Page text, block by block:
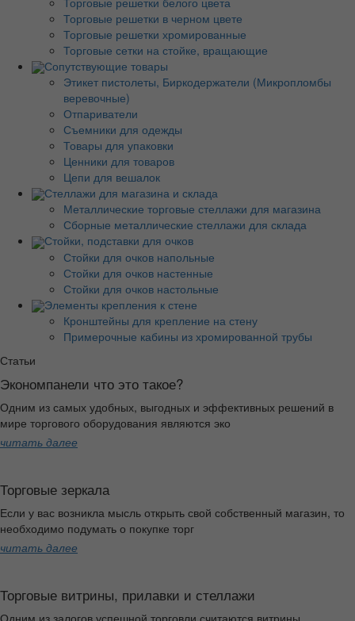
Торговые решетки в черном цвете
Торговые решетки хромированные
Торговые сетки на стойке, вращающие
Сопутствующие товары
Этикет пистолеты, Биркодержатели (Микропломбы
веревочные)
Отпариватели
Съемники для одежды
Товары для упаковки
Ценники для товаров
Цепи для вешалок
Стеллажи для магазина и склада
Металлические торговые стеллажи для магазина
Сборные металлические стеллажи для склада
Стойки, подставки для очков
Стойки для очков напольные
Стойки для очков настенные
Стойки для очков настольные
Элементы крепления к стене
Кронштейны для крепление на стену
Примерочные кабины из хромированной трубы
Статьи
Экономпанели что это такое?
Одним из самых удобных, выгодных и эффективных решений в
мире торгового оборудования являются эко
читать далее
Торговые зеркала
Если у вас возникла мысль открыть свой собственный магазин, то
необходимо подумать о покупке торг
читать далее
Торговые витрины, прилавки и стеллажи